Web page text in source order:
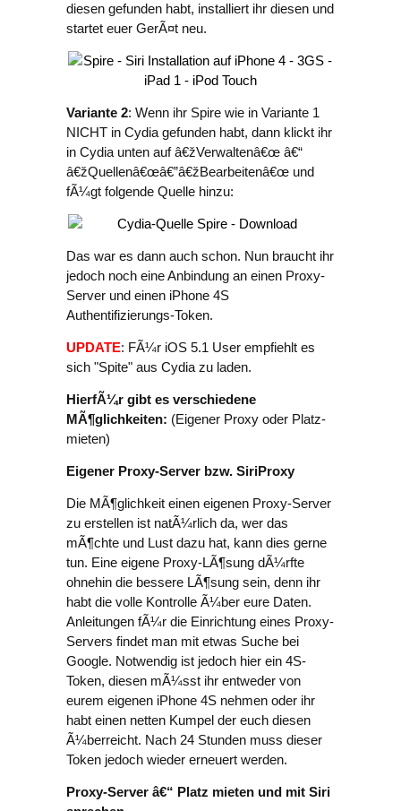
diesen gefunden habt, installiert ihr diesen und
startet euer GerÃ¤t neu.
Variante 2: Wenn ihr Spire wie in Variante 1
NICHT in Cydia gefunden habt, dann klickt ihr
in Cydia unten auf â€žVerwaltenâ€œ â€“
â€žQuellenâ€œâ€”â€žBearbeitenâ€œ und
fÃ¼gt folgende Quelle hinzu:
Das war es dann auch schon. Nun braucht ihr
jedoch noch eine Anbindung an einen Proxy-
Server und einen iPhone 4S
Authentifizierungs-Token.
UPDATE: FÃ¼r iOS 5.1 User empfiehlt es
sich "Spite" aus Cydia zu laden.
HierfÃ¼r gibt es verschiedene
MÃ¶glichkeiten: (Eigener Proxy oder Platz-
mieten)
Eigener Proxy-Server bzw. SiriProxy
Die MÃ¶glichkeit einen eigenen Proxy-Server
zu erstellen ist natÃ¼rlich da, wer das
mÃ¶chte und Lust dazu hat, kann dies gerne
tun. Eine eigene Proxy-LÃ¶sung dÃ¼rfte
ohnehin die bessere LÃ¶sung sein, denn ihr
habt die volle Kontrolle Ã¼ber eure Daten.
Anleitungen fÃ¼r die Einrichtung eines Proxy-
Servers findet man mit etwas Suche bei
Google. Notwendig ist jedoch hier ein 4S-
Token, diesen mÃ¼sst ihr entweder von
eurem eigenen iPhone 4S nehmen oder ihr
habt einen netten Kumpel der euch diesen
Ã¼berreicht. Nach 24 Stunden muss dieser
Token jedoch wieder erneuert werden.
Proxy-Server â€“ Platz mieten und mit Siri